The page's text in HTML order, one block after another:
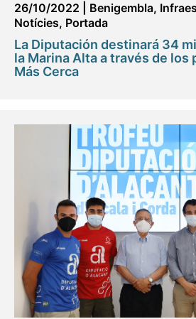
26/10/2022 Benigembla,
Notícies, Portada
La Diputación destinará 34
la Marina Alta a través de los
Más Cerca